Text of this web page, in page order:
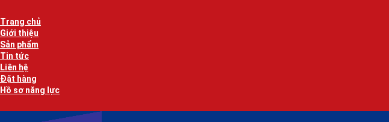
qua
nội
dung
Trang chủ
Giới thiệu
Sản phẩm
Tin tức
Liên hệ
Đặt hàng
Hồ sơ năng lực